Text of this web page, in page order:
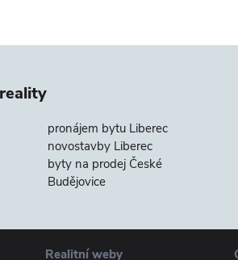
pronájem bytu Liberec
novostavby Liberec
byty na prodej České
Budějovice
Realitní weby